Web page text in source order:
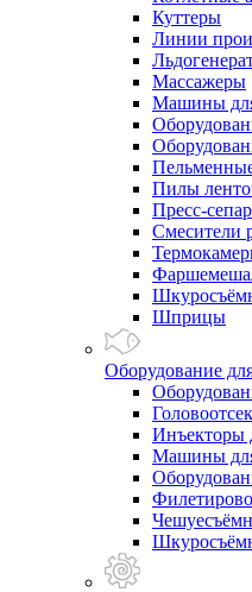
Куттеры
Линии
Массажеры
Машины
Пилы
Пресс-
Смесители
Шприцы
Оборудование
Инъекторы
Машины для